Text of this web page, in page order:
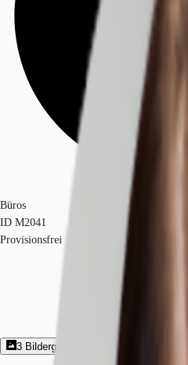
Coworking
Ihre Ansprechpartner
Favoriten
Büros
ID M2041
Provisionsfrei
3 Bildergalerie
Exposé herunterladen